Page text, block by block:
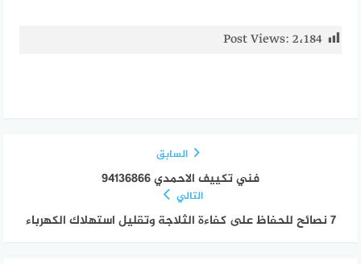
Post Views: 2٬184
السابق
فني تكييف الاحمدي 94136866
التالي
7 نصائح للحفاظ على كفاءة الثلاجة وتقليل استهلاك الكهرباء